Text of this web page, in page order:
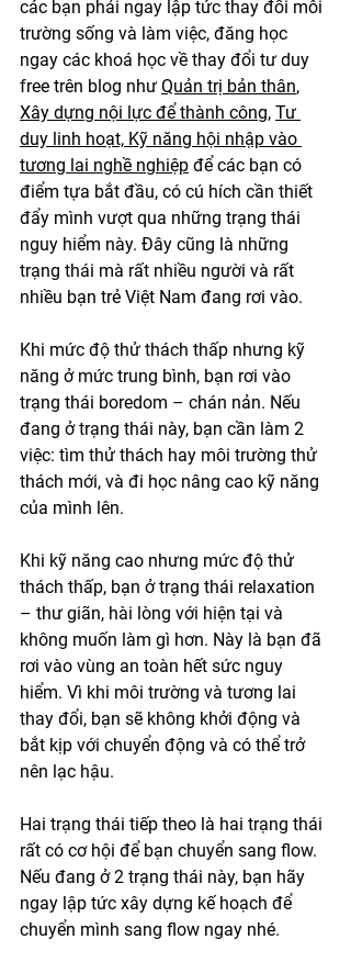
các bạn phải ngay lập tức thay đổi môi
trường sống và làm việc, đăng học
ngay các khoá học về thay đổi tư duy
free trên blog như Quản trị bản thân,
Xây dựng nội lực để thành công, Tư
duy linh hoạt, Kỹ năng hội nhập vào
tương lai nghề nghiệp để các bạn có
điểm tựa bắt đầu, có cú hích cần thiết
đẩy mình vượt qua những trạng thái
nguy hiểm này. Đây cũng là những
trạng thái mà rất nhiều người và rất
nhiều bạn trẻ Việt Nam đang rơi vào.
Khi mức độ thử thách thấp nhưng kỹ
năng ở mức trung bình, bạn rơi vào
trạng thái boredom – chán nản. Nếu
đang ở trạng thái này, bạn cần làm 2
việc: tìm thử thách hay môi trường thử
thách mới, và đi học nâng cao kỹ năng
của mình lên.
Khi kỹ năng cao nhưng mức độ thử
thách thấp, bạn ở trạng thái relaxation
– thư giãn, hài lòng với hiện tại và
không muốn làm gì hơn. Này là bạn đã
rơi vào vùng an toàn hết sức nguy
hiểm. Vì khi môi trường và tương lai
thay đổi, bạn sẽ không khởi động và
bắt kịp với chuyển động và có thể trở
nên lạc hậu.
Hai trạng thái tiếp theo là hai trạng thái
rất có cơ hội để bạn chuyển sang flow.
Nếu đang ở 2 trạng thái này, bạn hãy
ngay lập tức xây dựng kế hoạch để
chuyển mình sang flow ngay nhé.